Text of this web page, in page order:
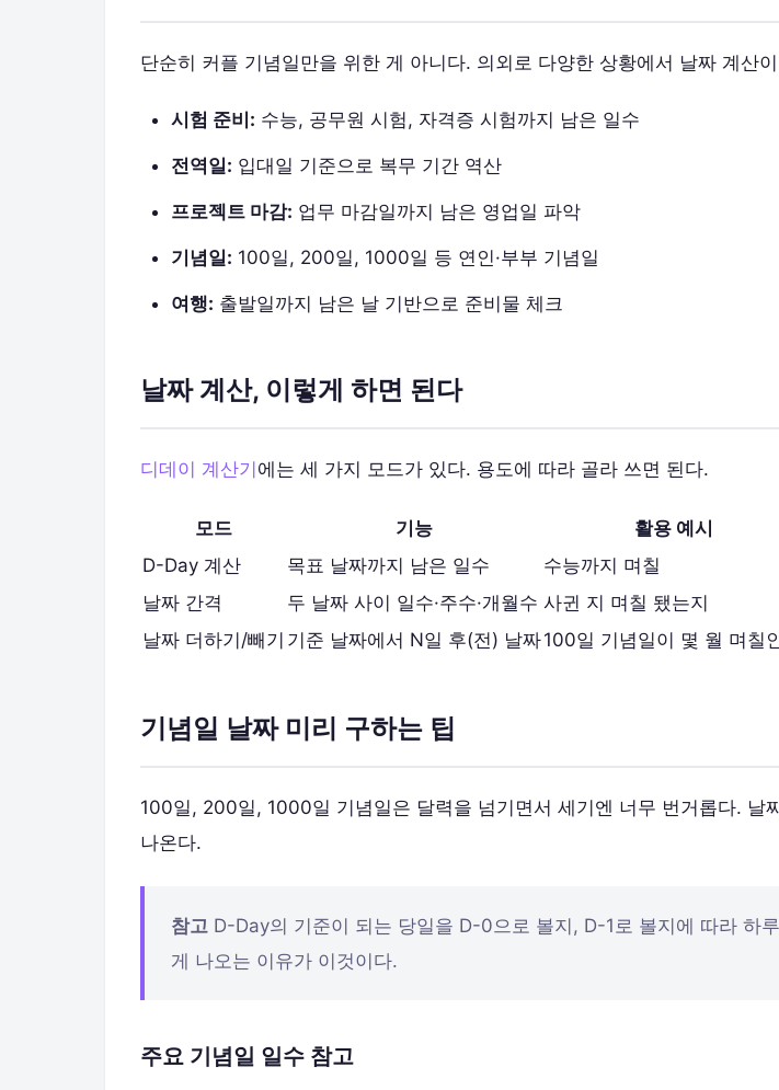
단순히 커플 기념일만을 위한 게 아니다. 의외로 다양한 상황에서 날짜 계산
시험 준비: 수능, 공무원 시험, 자격증 시험까지 남은 일수
전역일: 입대일 기준으로 복무 기간 역산
프로젝트 마감: 업무 마감일까지 남은 영업일 파악
기념일: 100일, 200일, 1000일 등 연인·부부 기념일
여행: 출발일까지 남은 날 기반으로 준비물 체크
날짜 계산, 이렇게 하면 된다
디데이 계산기 에는 세 가지 모드가 있다. 용도에 따라 골라 쓰면 된다.
모드 기능
활용 예시
D-Day 계산
목표 날짜까지 남은 일수
수능까지 며칠
날짜 간격
두 날짜 사이 일수·주수·개월수 사귄 지 며칠 됐는지
날짜 더하기/빼기 기준 날짜에서 N일 후(전) 날짜100일 기념일이 몇 월 며칠
기념일 날짜 미리 구하는 팁
100일, 200일, 1000일 기념일은 달력을 넘기면서 세기엔 너무 번거롭다.
나온다.
참고 D-Day의 기준이 되는 당일을 D-0으로 볼지, D-1로 볼지에 따라 하
게 나오는 이유가 이것이다.
주요 기념일 일수 참고